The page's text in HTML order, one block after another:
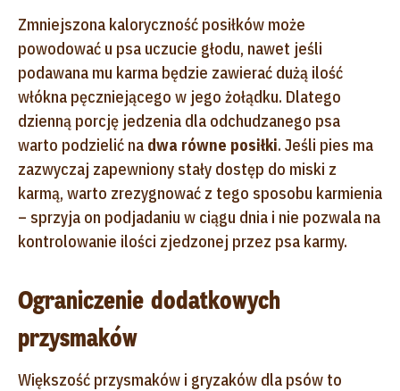
Zmniejszona kaloryczność posiłków może
powodować u psa uczucie głodu, nawet jeśli
podawana mu karma będzie zawierać dużą ilość
włókna pęczniejącego w jego żołądku. Dlatego
dzienną porcję jedzenia dla odchudzanego psa
warto podzielić na dwa równe posiłki. Jeśli pies ma
zazwyczaj zapewniony stały dostęp do miski z
karmą, warto zrezygnować z tego sposobu karmienia
– sprzyja on podjadaniu w ciągu dnia i nie pozwala na
kontrolowanie ilości zjedzonej przez psa karmy.
Ograniczenie dodatkowych
przysmaków
Większość przysmaków i gryzaków dla psów to